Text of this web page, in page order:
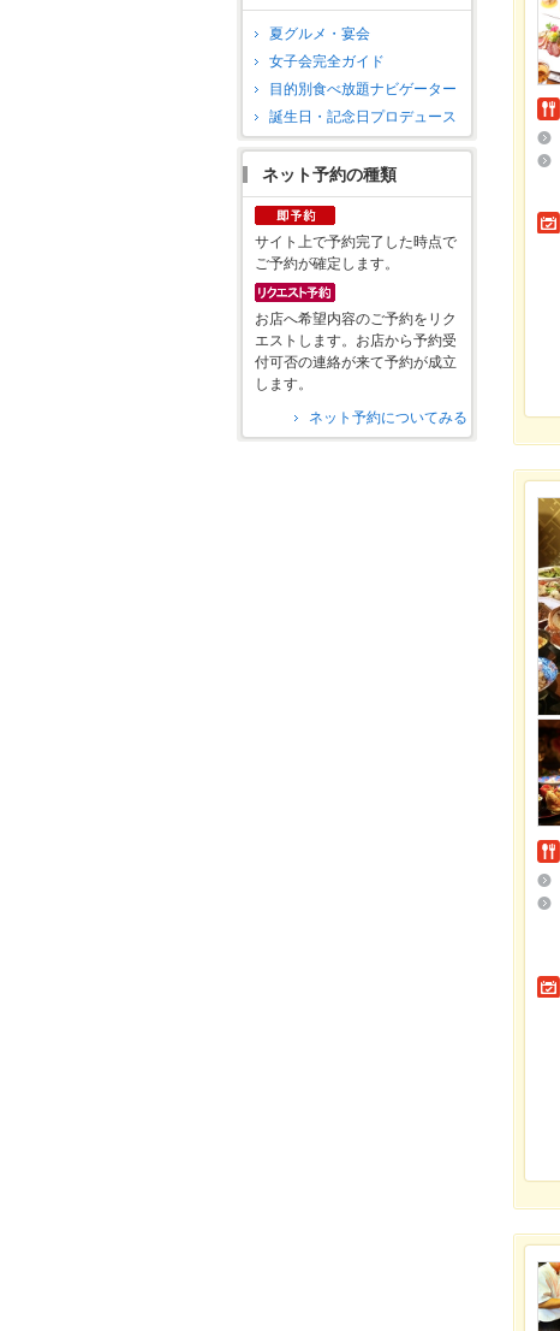
夏グルメ・宴会
女子会完全ガイド
目的別食べ放題ナビゲーター
誕生日・記念日プロデュース
ネット予約の種類
サイト上で予約完了した時点で
ご予約が確定します。
お店へ希望内容のご予約をリク
エストします。お店から予約受
付可否の連絡が来て予約が成立
します。
ネット予約についてみる